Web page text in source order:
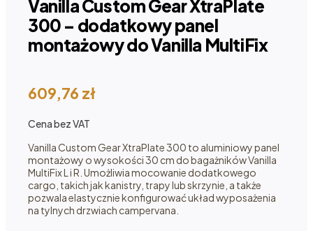
Vanilla Custom Gear XtraPlate
300 – dodatkowy panel
montażowy do Vanilla MultiFix
609,76 zł
Cena bez VAT
Vanilla Custom Gear XtraPlate 300 to aluminiowy panel
montażowy o wysokości 30 cm do bagażników Vanilla
MultiFix L i R. Umożliwia mocowanie dodatkowego
cargo, takich jak kanistry, trapy lub skrzynie, a także
pozwala elastycznie konfigurować układ wyposażenia
na tylnych drzwiach campervana.